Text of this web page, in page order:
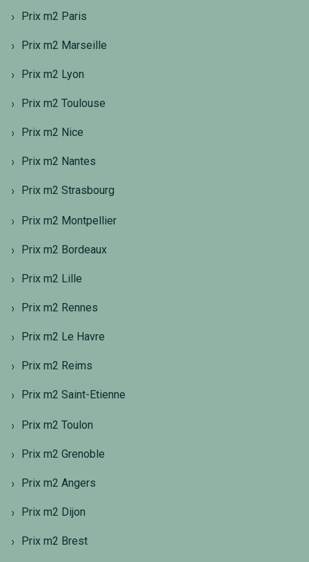
Prix m2 Paris
Prix m2 Marseille
Prix m2 Lyon
Prix m2 Toulouse
Prix m2 Nice
Prix m2 Nantes
Prix m2 Strasbourg
Prix m2 Montpellier
Prix m2 Bordeaux
Prix m2 Lille
Prix m2 Rennes
Prix m2 Le Havre
Prix m2 Reims
Prix m2 Saint-Etienne
Prix m2 Toulon
Prix m2 Grenoble
Prix m2 Angers
Prix m2 Dijon
Prix m2 Brest